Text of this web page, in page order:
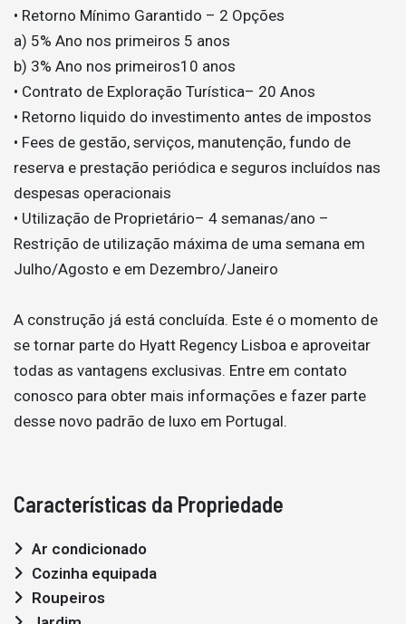
• Retorno Mínimo Garantido – 2 Opções
a) 5% Ano nos primeiros 5 anos
b) 3% Ano nos primeiros10 anos
• Contrato de Exploração Turística– 20 Anos
• Retorno liquido do investimento antes de impostos
• Fees de gestão, serviços, manutenção, fundo de
reserva e prestação periódica e seguros incluídos nas
despesas operacionais
• Utilização de Proprietário– 4 semanas/ano –
Restrição de utilização máxima de uma semana em
Julho/Agosto e em Dezembro/Janeiro
A construção já está concluída. Este é o momento de
se tornar parte do Hyatt Regency Lisboa e aproveitar
todas as vantagens exclusivas. Entre em contato
conosco para obter mais informações e fazer parte
desse novo padrão de luxo em Portugal.
Características da Propriedade
Ar condicionado
Cozinha equipada
Roupeiros